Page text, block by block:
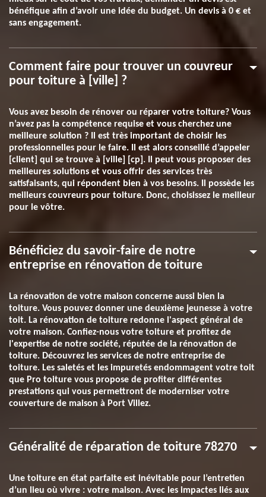
bénéfique afin d’avoir une idée du budget. Un devis à 0 € et
sans engagement.
Comment faire pour trouver un couvreur
pour toiture à [ville] ?
Vous avez besoin de rénover ou réparer votre toiture? Vous
n’avez pas la compétence requise et vous cherchez une
meilleure solution ? Il est très important de choisir les
professionnelles pour le faire. Il est alors conseillé d’appeler
[client] qui se trouve à [ville] [cp]. Il peut vous proposer des
meilleures solutions et vous offrir des services très
satisfaisants, qui répondent bien à vos besoins. Il possède les
meilleurs couvreurs pour toiture. Donc, choisissez le meilleur
pour le vôtre.
Bénéficiez du savoir-faire de notre
entreprise en rénovation de toiture
La rénovation de votre maison concerne aussi bien la
toiture. Vous pouvez donner une deuxième jeunesse à votre
toit. La rénovation de toiture redonne l'aspect général de
votre maison. Confiez-nous votre toiture et profitez de
l'expertise de notre société, réputée de la rénovation de
toiture. Découvrez les services de notre entreprise de
toiture. Les saletés et les impuretés endommagent votre toit
que Pro toiture vous propose de profiter différentes
prestations qui vous permettront de moderniser votre
couverture de maison à Port Villez.
Généralité de réparation de toiture 78270
Une toiture en état parfaite est inévitable pour l’entretien
d’un lieu où vivre : votre maison. Avec les impactes liés aux